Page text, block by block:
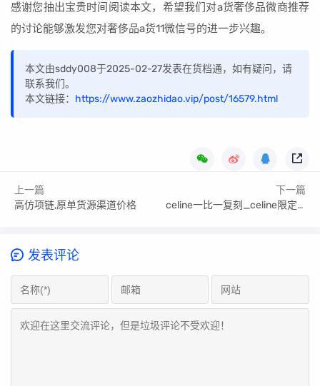
感谢您抽出宝贵时间阅读本文，希望我们对a货奢侈品微商推荐
的讨论能够激发您对奢侈品a货11微信号的进一步兴趣。
本文由sddy008于2025-02-27发表在货档通，如有疑问，请
联系我们。
本文链接： https://www.zaozhidao.vip/post/16579.html
上一篇
高仿项链,原单货源渠道价格
下一篇
celine一比一复刻_celine限定评测
发表评论